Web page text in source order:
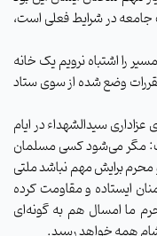
در شرایط فعلی است،
را اشتباه نرویم یک خانه
وضع شده از سوی ستاد
سیدالشهداء در ایام
مگر می‌شود کسی مسلمان
برایش مهم نباشد ملتی
ایستاده و مقاومت کرده
ما امسال هم به گونه‌ای
همه خواهد رسید.